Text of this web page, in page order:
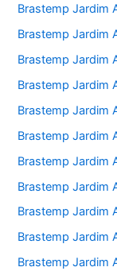
Brastemp Jardim
Brastemp Jardim
Brastemp Jardim
Brastemp Jardim
Brastemp Jardim
Brastemp Jardim
Brastemp Jardim
Brastemp Jardim
Brastemp Jardim
Brastemp Jardim
Brastemp Jardim